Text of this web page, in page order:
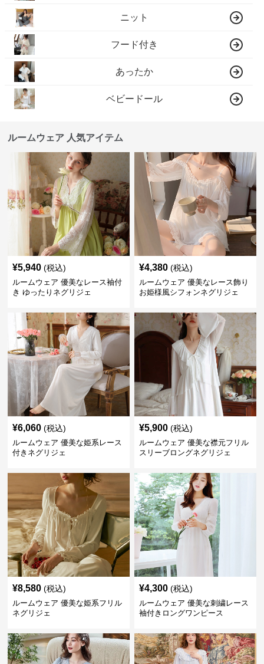
ニット
フード付き
あったか
ベビードール
ルームウェア 人気アイテム
¥5,940 (税込)
ルームウェア 優美なレース袖付
き ゆったりネグリジェ
¥4,380 (税込)
ルームウェア 優美なレース飾り
お姫様風シフォンネグリジェ
¥6,060 (税込)
ルームウェア 優美な姫系レース
付きネグリジェ
¥5,900 (税込)
ルームウェア 優美な襟元フリル
スリーブロングネグリジェ
¥8,580 (税込)
ルームウェア 優美な姫系フリル
ネグリジェ
¥4,300 (税込)
ルームウェア 優美な刺繍レース
袖付きロングワンピース